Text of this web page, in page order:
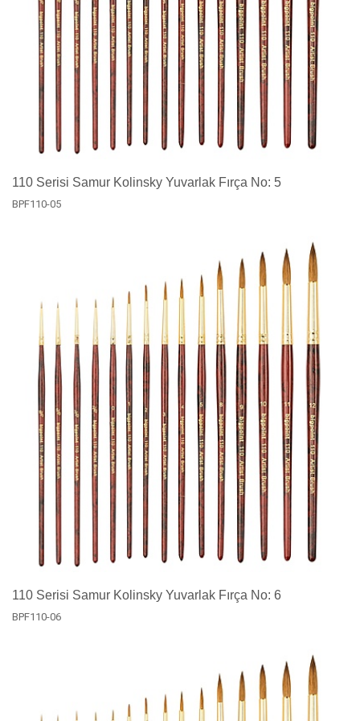
110 Serisi Samur Kolinsky Yuvarlak Fırça No: 5
BPF110-05
110 Serisi Samur Kolinsky Yuvarlak Fırça No: 6
BPF110-06